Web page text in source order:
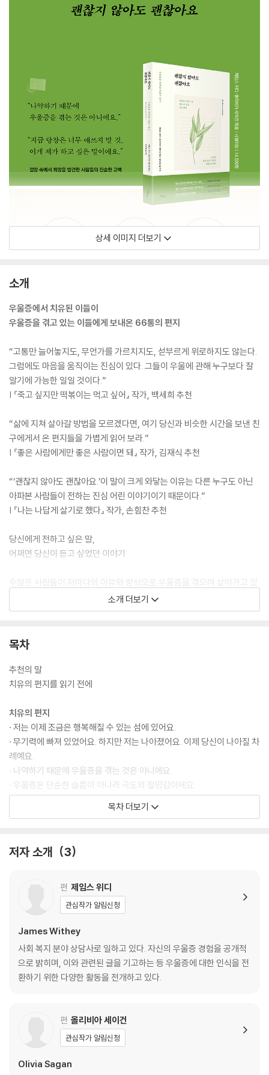
상세 이미지 더보기
소개
우울증에서 치유된 이들이
우울증을 겪고 있는 이들에게 보내온 66통의 편지
“고통만 늘어놓지도, 무언가를 가르치지도, 섣부르게 위로하지도 않는다.
그럼에도 마음을 움직이는 진심이 있다. 그들이 우울에 관해 누구보다 잘
알기에 가능한 일일 것이다.”
| 『죽고 싶지만 떡볶이는 먹고 싶어』 작가, 백세희 추천
“삶에 지쳐 살아갈 방법을 모르겠다면, 여기 당신과 비슷한 시간을 보낸 친
구에게서 온 편지들을 가볍게 읽어 보라.”
| 『좋은 사람에게만 좋은 사람이면 돼』 작가, 김재식 추천
“‘괜찮지 않아도 괜찮아요.’이 말이 크게 와닿는 이유는 다른 누구도 아닌
아파본 사람들이 전하는 진심 어린 이야기이기 때문이다.”
| 『나는 나답게 살기로 했다』 작가, 손힘찬 추천
당신에게 전하고 싶은 말,
어쩌면 당신이 듣고 싶었던 이야기
수많은 사람들이 저마다의 이유와 방식으로 우울증을 겪으며 살아가고 있
다. 극심한 고통을 견디고 있는 이들은 행여 손가락질을 받을까 봐 두려운
마음에 우울증을 숨기고, 가벼운 증상을 경험하고 있는 이들은 자신의 상
지 않다는 것이다. 이보다 중요한 사실은 괜찮지 않아도 괜찮다는 것이다.
다. 그렇기 때문에 마음속 감정을 감추느라 애쓰고 있는 당신에게는 당신
과 같은 곳에 있었던 사람이 보내온 편지가 필요하다.
『괜찮지 않아도 괜찮아요』는 2012년에 시작되어 현재까지 지속되고 있는
‘치유의 편지’ 캠페인을 엮은 책이다. 이 캠페인은 오늘보다 나은 내일을 꿈
꾸기 위해서는 치유 가능성에 대해 더 많이 들어야 한다는 사실을 깨달은
어느 우울증 환자로부터 시작되었다. 실제로 우울증에서 치유된 사람들이
현재 우울증을 앓고 있는 사람들에게 편지를 쓰는 단순하고도 진실한 행위
를 통해, 많은 사람들이 위로와 지지를 주고받으며 삶의 희망을 되찾고 있
다.
고 싶은 말이자, 어쩌면 당신이 듣고 싶었던 이야기가 담겨 있다. 처음부터
기다 보면, 평범한 일상을 보낼 수 있을지도 모른다는 기대와 한동안 잊고
살았던 행복을 느낄 수 있으리라는 희망을 찾을 수 있을 것이다. 더불어 조
금씩 변화를 만들어내고 있는 자신의 모습을 발견할 수 있을 것이다.
소개 더보기
목차
추천의 말
치유의 편지를 읽기 전에
치유의 편지
· 저는 이제 조금은 행복해질 수 있는 섬에 있어요.
· 무기력에 빠져 있었어요. 하지만 저는 나아졌어요. 이제 당신이 나아질 차
례예요.
· 나약하기 때문에 우울증을 겪는 것은 아니에요.
· 우울증은 단순한 슬픔이 아니라 극도의 절망감이에요.
· 자신을 아껴주는 일을 사치라고 생각하고 있나요?
· 할 수 없다고 믿는 것과 할 수 없다는 사실을 아는 것은 엄연히 달라요.
· 눈에 띄지 않는 날도 있지만, 매일매일 자라고 있다는 사실을 아는 것이
· 전부 다 괜찮은 척하는 일을 그만두세요. 괜찮지 않아도 괜찮아요.
· 이 편지는 당신을 위한, 그리고 저를 위한 편지예요.
· 고통 너머에 다른 삶이 실재한다는 사실을 상상하기는 힘들 거예요.
· 고통은 영원히 지속되지 않는다고 말해주고 싶어요.
· 우리는 ‘엄마’이기도 하지만 그저 ‘나’이기도 한 존재예요.
· 사람들은 당신을 걱정하고, 당신과 함께 있길 원하고, 당신을 사랑하고
있어요.
· 당신의 마음을 우리가 알아요.
· 남에게 도움을 받는 것은 부끄러운 일이 아니에요.
· 자신만 신경 쓰는 행위는 이기적이라고 치부해 왔지만, 그건 저에게 필요
한 일이었어요.
목차 더보기
저자 소개 3
편 제임스 위디
관심작가 알림신청
James Withey
사회 복지 분야 상담사로 일하고 있다. 자신의 우울증 경험을 공개적
으로 밝히며, 이와 관련된 글을 기고하는 등 우울증에 대한 인식을 전
환하기 위한 다양한 활동을 전개하고 있다.
편 올리비아 세이건
관심작가 알림신청
Olivia Sagan